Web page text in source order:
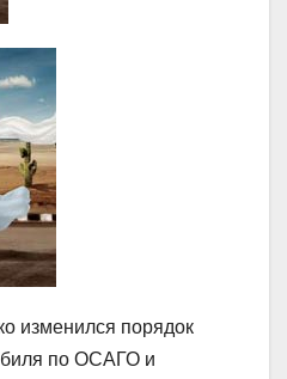
изменился порядок
по ОСАГО и